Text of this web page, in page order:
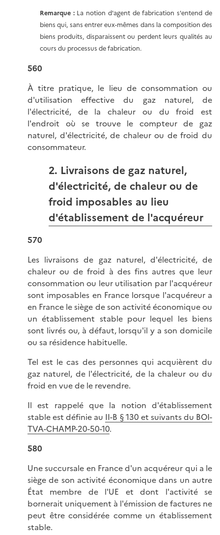
Remarque :La notion d'agent de fabrication s'entend de
biens qui, sans entrer eux-mêmes dans la composition des
biens produits, disparaissent ou perdent leurs qualités au
cours du processus de fabrication.
560
À titre pratique, le lieu de consommation ou
d'utilisation effective du gaz naturel, de
l'électricité, de la chaleur ou du froid est
l'endroit où se trouve le compteur de gaz
naturel, d'électricité, de chaleur ou de froid du
consommateur.
2. Livraisons de gaz naturel,
d'électricité, de chaleur ou de
froid imposables au lieu
d'établissement de l'acquéreur
570
Les livraisons de gaz naturel, d'électricité, de
chaleur ou de froid à des fins autres que leur
consommation ou leur utilisation par l'acquéreur
sont imposables en France lorsque l'acquéreur a
en France le siège de son activité économique ou
un établissement stable pour lequel les biens
sont livrés ou, à défaut, lorsqu'il y a son domicile
ou sa résidence habituelle.
Tel est le cas des personnes qui acquièrent du
gaz naturel, de l'électricité, de la chaleur ou du
froid en vue de le revendre.
Il est rappelé que la notion d'établissement
stable est définie au II-B § 130 et suivants du BOI-
TVA-CHAMP-20-50-10.
580
Une succursale en France d'un acquéreur qui a le
siège de son activité économique dans un autre
État membre de l'UE et dont l'activité se
bornerait uniquement à l'émission de factures ne
peut être considérée comme un établissement
stable.